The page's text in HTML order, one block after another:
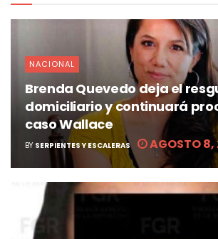
NACIONAL
Brenda Quevedo deja el
domiciliario y continuará
caso Wallace
BY SERPIENTES Y ESCALERAS AGOSTO